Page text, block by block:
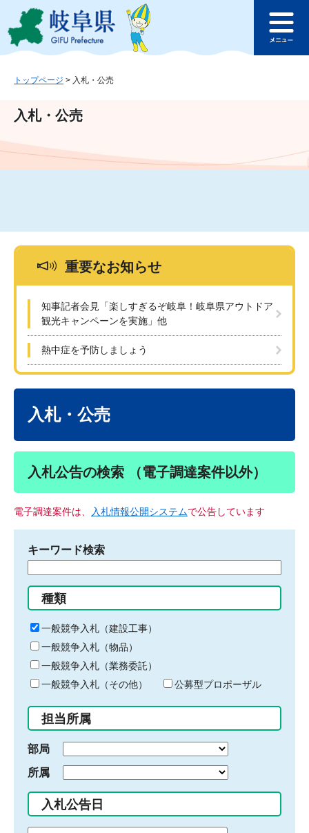
ジ
ュ
文
このページの本文へ
ュ
トップページ > 入札・公売
入札・公売
重要なお知らせ
知事記者会見「楽しすぎるぞ岐阜！岐阜県アウトドア
観光キャンペーンを実施」他
熱中症を予防しましょう
入札・公売
入札公告の検索 （電子調達案件以外）
電子調達案件は、 入札情報公開システムで公告しています
キーワード検索
る
キ
ー
ワ
ー
ド
入
力
種類
一般競争入札（建設工事）
一般競争入札（物品）
一般競争入札（業務委託）
一般競争入札（その他）
公募型プロポーザル
担当所属
部局
所属
入札公告日